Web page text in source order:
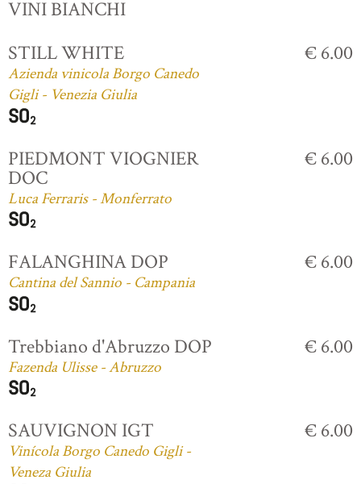
VINI BIANCHI
STILL WHITE
Azienda vinicola Borgo Canedo
Gigli - Venezia Giulia
€ 6.00
PIEDMONT VIOGNIER
DOC
Luca Ferraris - Monferrato
€ 6.00
FALANGHINA DOP
Cantina del Sannio - Campania
€ 6.00
Trebbiano d'Abruzzo DOP
Fazenda Ulisse - Abruzzo
€ 6.00
SAUVIGNON IGT
Vinícola Borgo Canedo Gigli -
Veneza Giulia
€ 6.00